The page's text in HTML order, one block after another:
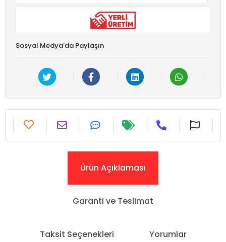
Sosyal Medya'da Paylaşın
Ürün Açıklaması
Garanti ve Teslimat
Taksit Seçenekleri Yorumlar